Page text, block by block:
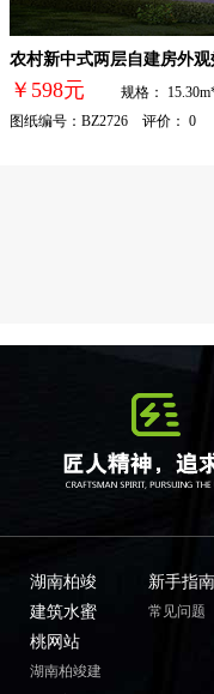
农村新中式两层自建房外
￥598元
规格：
图纸编号：BZ2726 评价： 0
湖南柏竣
建筑水蜜
桃网站
湖南柏竣建
新手指南
常见问题